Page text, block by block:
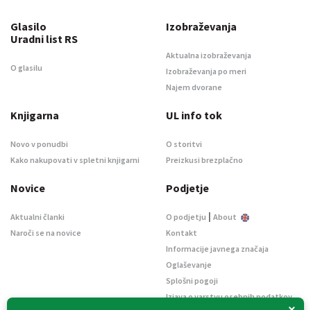
Glasilo
Uradni list RS
O glasilu
Izobraževanja
Aktualna izobraževanja
Izobraževanja po meri
Najem dvorane
Knjigarna
Novo v ponudbi
Kako nakupovati v spletni knjigarni
UL info tok
O storitvi
Preizkusi brezplačno
Novice
Aktualni članki
Naroči se na novice
Podjetje
O podjetju | About
Kontakt
Informacije javnega značaja
Oglaševanje
Splošni pogoji
Izjava o varstvu osebnih podatkov